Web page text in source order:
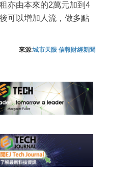
亦由本來的2萬元加到4
可以增加人流，做多點
來源:城市天眼 信報財經新聞
最新資訊（附創業懶人包）